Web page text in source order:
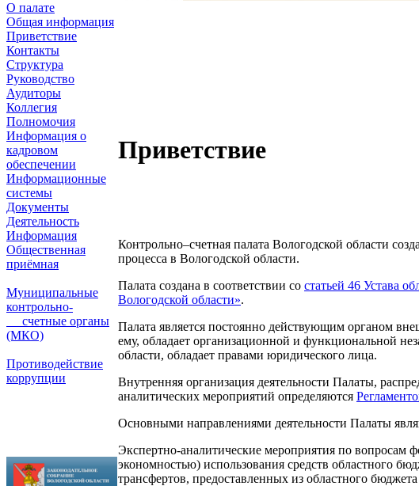
О палате
Общая информация
Приветствие
Контакты
Структура
Руководство
Аудиторы
Коллегия
Полномочия
Информация о
кадровом
обеспечении
Информационные
системы
Документы
Деятельность
Информация
Общественная
приёмная
Муниципальные
контрольно-
счетные органы
(МКО)
Противодействие
коррупции
Приветствие
Контрольно–счетная палата Вологодской области
процесса в Вологодской области.
Палата создана в соответствии со статьей 46 Устава
Вологодской области».
Палата является постоянно действующим органом
ему, обладает организационной и функциональной
области, обладает правами юридического лица.
Внутренняя организация деятельности Палаты,
аналитических мероприятий определяются
Основными направлениями деятельности Палаты
Экспертно-аналитические мероприятия по вопросам
экономностью) использования средств областного
трансфертов, предоставленных из областного